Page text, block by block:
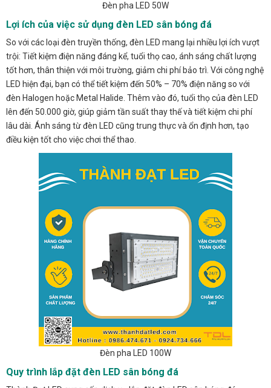
Đèn pha LED 50W
Lợi ích của việc sử dụng đèn LED sân bóng đá
So với các loại đèn truyền thống, đèn LED mang lại nhiều lợi ích vượt
trội: Tiết kiệm điện năng đáng kể, tuổi thọ cao, ánh sáng chất lượng
tốt hơn, thân thiện với môi trường, giảm chi phí bảo trì. Với công nghệ
LED hiện đại, bạn có thể tiết kiệm đến 50% – 70% điện năng so với
đèn Halogen hoặc Metal Halide. Thêm vào đó, tuổi thọ của đèn LED
lên đến 50.000 giờ, giúp giảm tần suất thay thế và tiết kiệm chi phí
lâu dài. Ánh sáng từ đèn LED cũng trung thực và ổn định hơn, tạo
điều kiện tốt cho việc chơi thể thao.
Đèn pha LED 100W
Quy trình lắp đặt đèn LED sân bóng đá